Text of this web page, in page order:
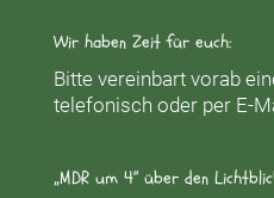
Wir haben Zeit für euch:
Bitte vereinbart vorab
telefonisch oder per E-
„MDR um 4“ über den